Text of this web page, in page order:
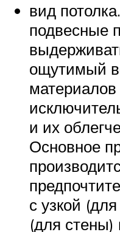
вид
подвесные
ощутимый
и их
Основное
с узкой
(для